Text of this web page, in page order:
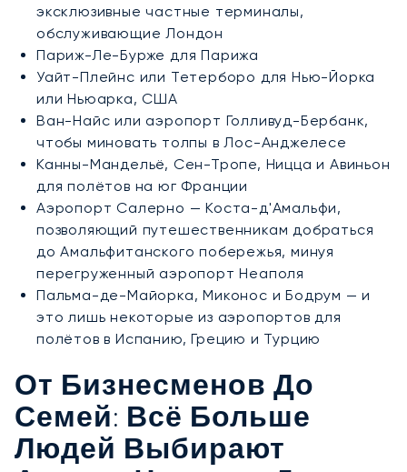
эксклюзивные частные терминалы,
обслуживающие Лондон
Париж-Ле-Бурже для Парижа
Уайт-Плейнс или Тетерборо для Нью-Йорка
или Ньюарка, США
Ван-Найс или аэропорт Голливуд-Бербанк,
чтобы миновать толпы в Лос-Анджелесе
Канны-Мандельё, Сен-Тропе, Ницца и Авиньон
для полётов на юг Франции
Аэропорт Салерно — Коста-д'Амальфи,
позволяющий путешественникам добраться
до Амальфитанского побережья, минуя
перегруженный аэропорт Неаполя
Пальма-де-Майорка, Миконос и Бодрум — и
это лишь некоторые из аэропортов для
полётов в Испанию, Грецию и Турцию
От Бизнесменов До
Семей: Всё Больше
Людей Выбирают